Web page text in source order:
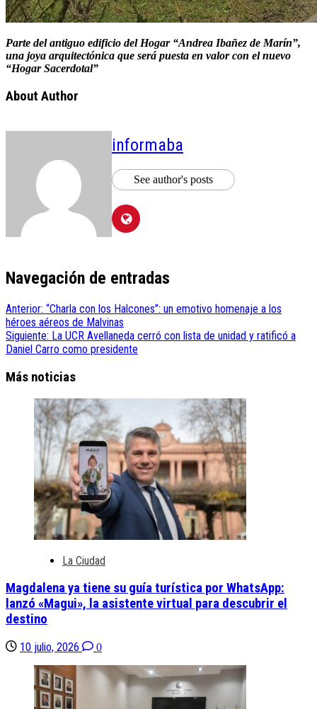
Parte del antiguo edificio del Hogar “Andrea Ibañez de Marín”,
una joya arquitectónica que será puesta en valor con el nuevo
“Hogar Sacerdotal”
About Author
informaba
See author's posts
Navegación de entradas
Anterior: “Charla con los Halcones”: un emotivo homenaje a los
héroes aéreos de Malvinas
Siguiente: La UCR Avellaneda cerró con lista de unidad y ratificó a
Daniel Carro como presidente
Más noticias
La Ciudad
Magdalena ya tiene su guía turística por WhatsApp:
lanzó «Magui», la asistente virtual para descubrir el
destino
10 julio, 2026 0